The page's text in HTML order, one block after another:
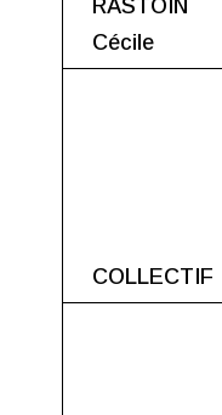
RASTOIN
Cécile
COLLECTIF